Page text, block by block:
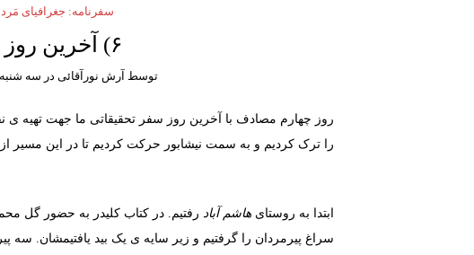
سفرنامه: جغرافیای
۶) آخرین روز سفر
توسط آرش نورآقائی در سه شنبه,
روز چهارم مصادف با آخرین روز سفر تحقیقاتی ما جهت تهیه ی
را ترک کردیم و به سمت نیشابور حرکت کردیم تا در این مسیر از
ابتدا به روستای هاشم آباد رفتیم. در کتاب کلیدر به حضور گل
سراغ پیرمردان را گرفتیم و زیر سایه ی یک بید یافتیمشان. سه